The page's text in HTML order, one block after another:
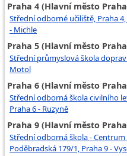
Praha 4 (Hlavní město
Střední odborné učiliště, Praha
- Michle
Praha 5 (Hlavní město
Střední průmyslová škola
Motol
Praha 6 (Hlavní město
Střední odborná škola civilního
Praha 6 - Ruzyně
Praha 9 (Hlavní město
Střední odborná škola -
Poděbradská 179/1, Praha 9 -